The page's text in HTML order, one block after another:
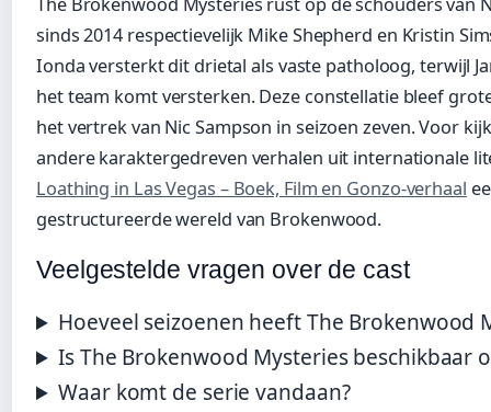
sinds 2014 respectievelijk Mike Shepherd en Kristin
Ionda versterkt dit drietal als vaste patholoog, terwijl
het team komt versterken. Deze constellatie bleef
het vertrek van Nic Sampson in seizoen zeven. Voor
andere karaktergedreven verhalen uit internationale
Loathing in Las Vegas – Boek, Film en Gonzo-verhaal
gestructureerde wereld van Brokenwood.
Veelgestelde vragen over de cast
Hoeveel seizoenen heeft The Brokenwood
Is The Brokenwood Mysteries beschikbaar
Waar komt de serie vandaan?